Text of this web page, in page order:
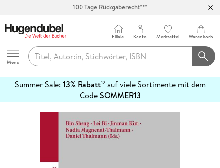
Hugendubel
Menu
Filiale Konto Merkzettel Warenkorb
Summer Sale: 13% Rabatt12auf viele Sortimente mit dem
CodeSOMMER13
erfahren